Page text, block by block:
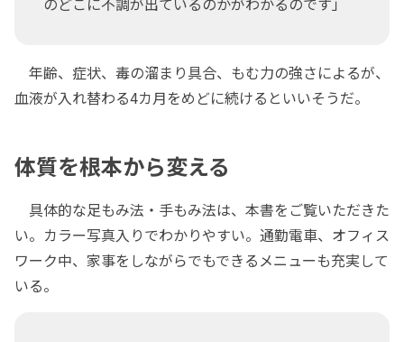
年齢、症状、毒の溜まり具合、もむ力の強さによるが、
血液が入れ替わる4カ月をめどに続けるといいそうだ。
体質を根本から変える
具体的な足もみ法・手もみ法は、本書をご覧いただきた
い。カラー写真入りでわかりやすい。通勤電車、オフィス
ワーク中、家事をしながらでもできるメニューも充実して
いる。